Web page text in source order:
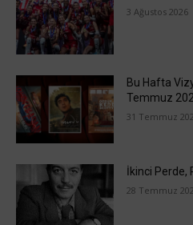
3 Ağustos 2026
Bu Hafta
Temmuz
31 Temmuz
İkinci Perde,
28 Temmuz